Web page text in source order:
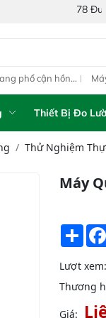
78 Đường Số 1A,
phổ cận hồng
Thiết Bị Đo
Thử Nghiệm
Máy
Lượt xem:
Thương
Giá: